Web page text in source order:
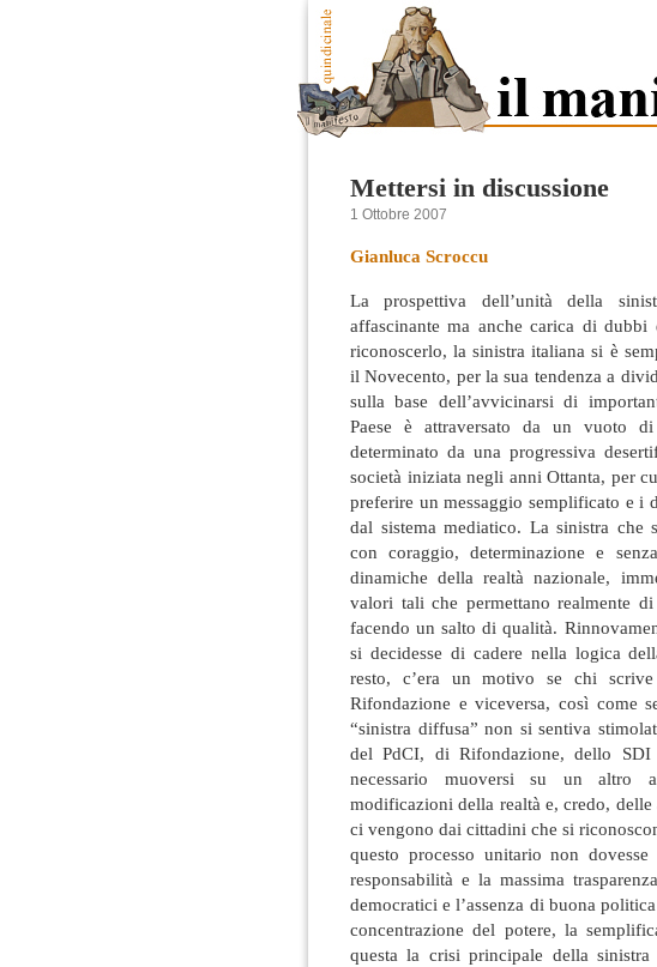
Mettersi in discussione
1 Ottobre 2007
Gianluca Scroccu
La prospettiva dell’unità della
affascinante ma anche carica di
riconoscerlo, la sinistra italiana si è
il Novecento, per la sua tendenza a
sullabase dell’avvicinarsi di
Paese è attraversato da un vuoto
determinato da una progressiva
società iniziata negli anni Ottanta, per
preferire un messaggio semplificato e i
dal sistema mediatico. La sinistra che
con coraggio, determinazione e
dinamiche della realtà nazionale,
valori tali che permettano realmente
facendo un salto di qualità.
si decidesse di cadere nella logica
resto, c’era un motivo se chi
Rifondazione e viceversa, così come
“sinistra diffusa” non si sentiva
del PdCI, di Rifondazione, dello
necessario muoversi su un altro
modificazioni della realtà e, credo, delle
ci vengono dai cittadini che si
questo processo unitario non
responsabilità e la massima
democratici e l’assenza di buona
concentrazione del potere, la
questa la crisi principale della